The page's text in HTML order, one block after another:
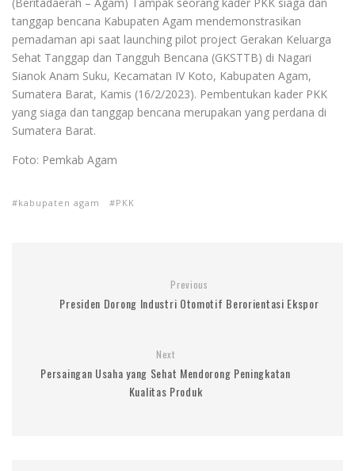
tanggap bencana Kabupaten Agam mendemonstrasikan
pemadaman api saat launching pilot project Gerakan Keluarga
Sehat Tanggap dan Tangguh Bencana (GKSTTB) di Nagari
Sianok Anam Suku, Kecamatan IV Koto, Kabupaten Agam,
Sumatera Barat, Kamis (16/2/2023). Pembentukan kader PKK
yang siaga dan tanggap bencana merupakan yang perdana di
Sumatera Barat.
Foto: Pemkab Agam
kabupaten agam PKK
Previous
Presiden Dorong Industri Otomotif Berorientasi Ekspor
Next
Persaingan Usaha yang Sehat Mendorong Peningkatan
Kualitas Produk